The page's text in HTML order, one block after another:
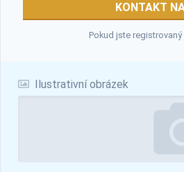
Ilustrativní obrázek
KONTAKT
Pokud jste